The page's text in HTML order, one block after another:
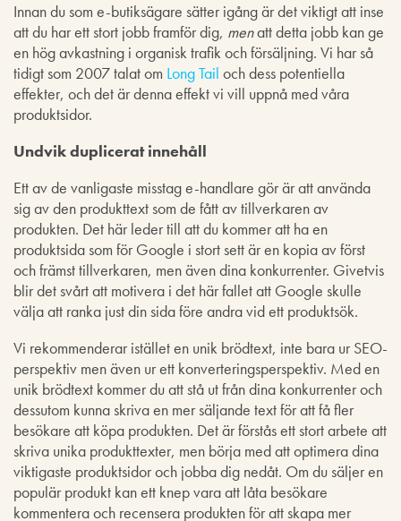
Innan du som e-butiksägare sätter igång är det viktigt att inse
att du har ett stort jobb framför dig, menatt detta jobb kan ge
en hög avkastning i organisk trafik och försäljning. Vi har så
tidigt som 2007 talat om Long Tail och dess potentiella
effekter, och det är denna effekt vi vill uppnå med våra
produktsidor.
Undvik duplicerat innehåll
Ett av de vanligaste misstag e-handlare gör är att använda
sig av den produkttext som de fått av tillverkaren av
produkten. Det här leder till att du kommer att ha en
produktsida som för Google i stort sett är en kopia av först
och främst tillverkaren, men även dina konkurrenter. Givetvis
blir det svårt att motivera i det här fallet att Google skulle
välja att ranka just din sida före andra vid ett produktsök.
Vi rekommenderar istället en unik brödtext, inte bara ur SEO-
perspektiv men även ur ett konverteringsperspektiv. Med en
unik brödtext kommer du att stå ut från dina konkurrenter och
dessutom kunna skriva en mer säljande text för att få fler
besökare att köpa produkten. Det är förstås ett stort arbete att
skriva unika produkttexter, men börja med att optimera dina
viktigaste produktsidor och jobba dig nedåt. Om du säljer en
populär produkt kan ett knep vara att låta besökare
kommentera och recensera produkten för att skapa mer